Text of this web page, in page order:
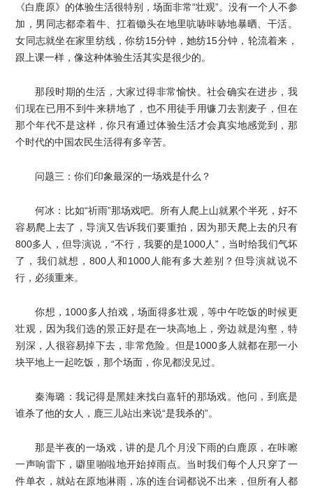
《白鹿原》的体验生活很特别，场面非常“壮观”。没有一个人不参
加，男同志都牵着牛、扛着锄头在地里吭哧咔哧地暴晒、干活。
女同志就坐在家里纺线，你纺15分钟，她纺15分钟，轮流着来，
跟上课一样，像这种体验生活其实是很少的。
那段时期的生活，大家过得非常愉快。社会确实在进步，我
们现在已用不到牛来耕地了，也不用徒手用镰刀去割麦子，但在
那个年代不是这样，你只有通过体验生活才会真实地感觉到，那
个时代的中国农民生活得有多辛苦。
问题三：你们印象最深的一场戏是什么？
何冰：比如“祈雨”那场戏吧。所有人爬上山就累个半死，好不
容易爬上去了，导演又告诉我们要重拍，因为那天爬上去的只有
800多人，但导演说，“不行，我要的是1000人”，当时给我们气坏
了，我们就想，800人和1000人能有多大差别？但导演就说不
行，必须重来。
你想，1000多人拍戏，场面得多壮观，等中午吃饭的时候更
壮观，因为我们选的景正好是在一块高地上，旁边就是沟壑，特
别深，人很容易掉下去，非常危险。但是1000多人就都在那一小
块平地上一起吃饭，那个场面，你见都没见过。
秦海璐：我记得是黑娃来找白嘉轩的那场戏。他问，到底是
谁杀了他的女人，鹿三儿站出来说“是我杀的”。
那是半夜的一场戏，讲的是几个月没下雨的白鹿原，在咔嚓
一声响雷下，噼里啪啦地开始掉雨点。当时我们每个人只穿了一
件单衣，就站在原地淋雨，冻的连台词都说不出来，但所有人都